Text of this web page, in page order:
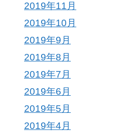
2019年11月
2019年10月
2019年9月
2019年8月
2019年7月
2019年6月
2019年5月
2019年4月